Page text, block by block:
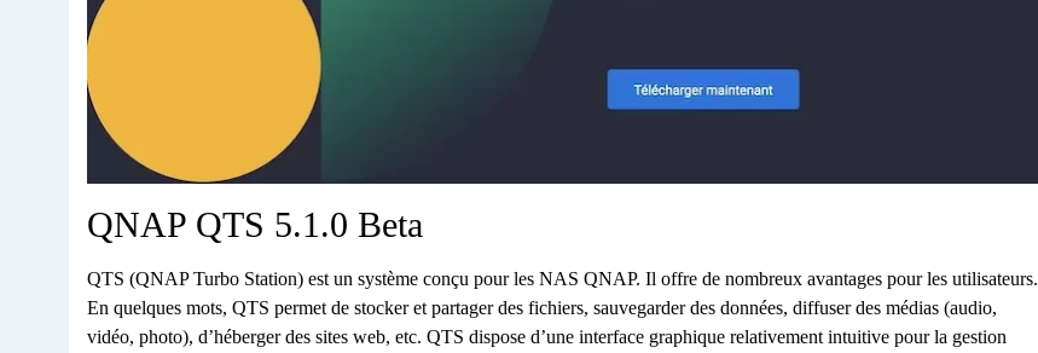
QNAP QTS 5.1.0 Beta
QTS (QNAP Turbo Station) est un système conçu pour les NAS QNAP. Il offre de nombreux avantages pour les utilisateurs.
En quelques mots, QTS permet de stocker et partager des fichiers, sauvegarder des données, diffuser des médias (audio,
vidéo, photo), d’héberger des sites web, etc. QTS dispose d’une interface graphique relativement intuitive pour la gestion